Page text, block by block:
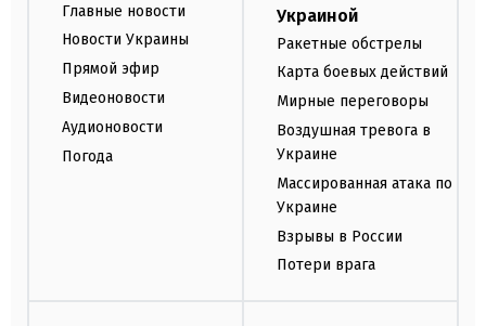
Главные новости
Новости Украины
Прямой эфир
Видеоновости
Аудионовости
Погода
Украиной
Ракетные обстрелы
Карта боевых действий
Мирные переговоры
Воздушная тревога в
Украине
Массированная атака по
Украине
Взрывы в России
Потери врага